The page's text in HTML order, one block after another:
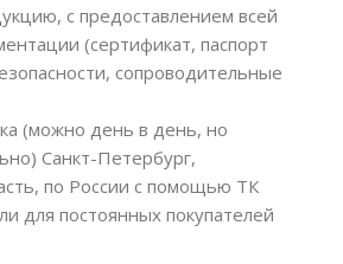
с предоставлением всей
(сертификат, паспорт
сопроводительные
(можно день в день, но
Санкт-Петербург,
по России с помощью ТК
для постоянных покупателей